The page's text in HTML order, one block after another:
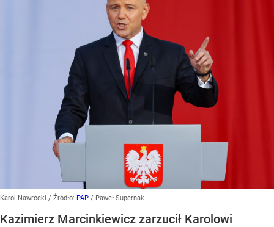
Karol Nawrocki / Źródło: PAP / Paweł Supernak
Kazimierz Marcinkiewicz zarzucił Karolowi